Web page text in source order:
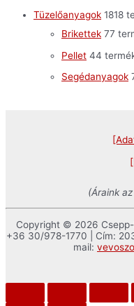
Tüzelőanyagok 1818
Brikettek 77
Pellet 44
Segédanyagok
(Áraink
Copyright © 2026 Csepp-
+36 30/978-1770 | Cím:
mail: